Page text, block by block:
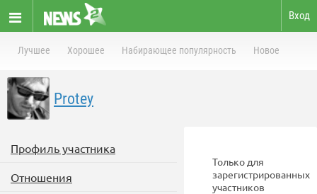
Вход
Лучшее Хорошее Набирающее популярность Новое
Protey
Профиль участника
Отношения
Только для
зарегистрированных
участников